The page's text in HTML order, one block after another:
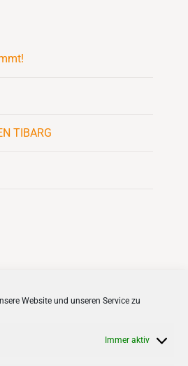
Website und unseren Service zu
Immer aktiv
TIBARG
City- und